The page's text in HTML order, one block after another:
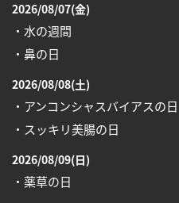
2026/08/07(金)
・水の週間
・鼻の日
2026/08/08(土)
・アンコンシャスバイアスの日
・スッキリ美腸の日
2026/08/09(日)
・薬草の日